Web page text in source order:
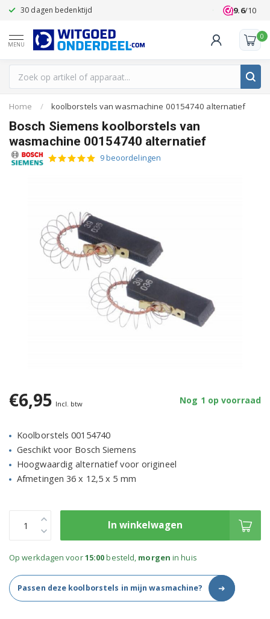
30 dagen bedenktijd Klanten
9.6/10
MENU
0
Home / koolborstels van wasmachine 00154740 alternatief
Bosch Siemens koolborstels van
wasmachine 00154740 alternatief
9 beoordelingen
€6,95 Incl. btw Nog 1 op voorraad
Koolborstels 00154740
Geschikt voor Bosch Siemens
Hoogwaardig alternatief voor origineel
Afmetingen 36 x 12,5 x 5 mm
In winkelwagen
Op werkdagen voor15:00besteld, morgen in huis
Passen deze koolborstels in mijn wasmachine? ➜